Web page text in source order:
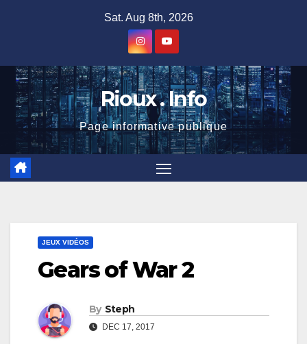
Sat. Aug 8th, 2026
Rioux . Info
Page informative publique
JEUX VIDÉOS
Gears of War 2
By Steph
DEC 17, 2017